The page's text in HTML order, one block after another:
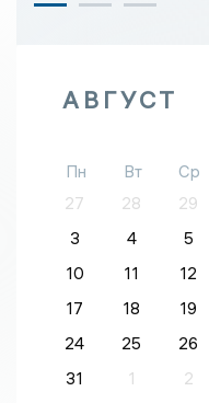
АВГУСТ
Пн Вт Ср
27
28 29
3
4 5
10
11 12
17
18 19
24
25 26
31
1 2